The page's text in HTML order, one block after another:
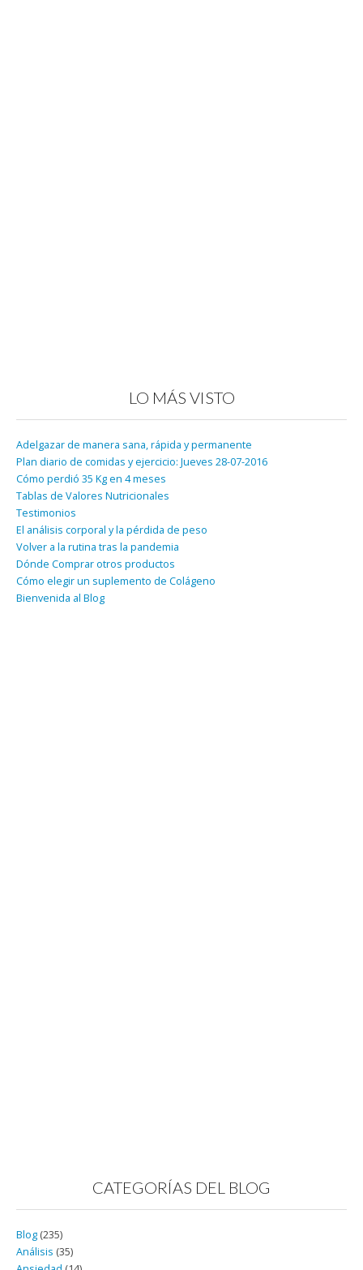
LO MÁS VISTO
Adelgazar de manera sana, rápida y permanente
Plan diario de comidas y ejercicio: Jueves 28-07-2016
Cómo perdió 35 Kg en 4 meses
Tablas de Valores Nutricionales
Testimonios
El análisis corporal y la pérdida de peso
Volver a la rutina tras la pandemia
Dónde Comprar otros productos
Cómo elegir un suplemento de Colágeno
Bienvenida al Blog
CATEGORÍAS DEL BLOG
Blog (235)
Análisis (35)